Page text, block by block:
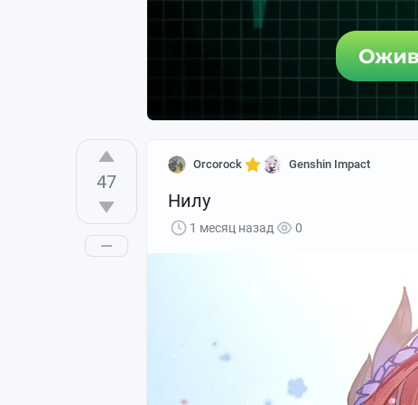
47
Orcorock Genshin Impact
Нилу
1 месяц назад 0